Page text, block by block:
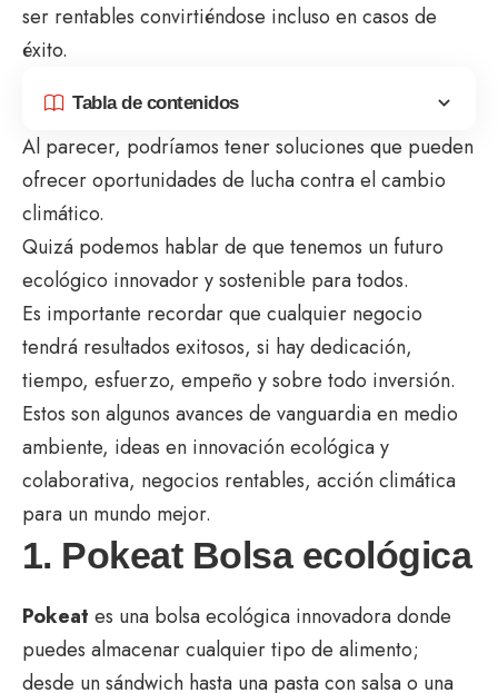
ser rentables convirtiéndose incluso en casos de
éxito.
Tabla de contenidos
Al parecer, podríamos tener soluciones que pueden
ofrecer oportunidades de lucha contra el cambio
climático.
Quizá podemos hablar de que tenemos un futuro
ecológico innovador y sostenible para todos.
Es importante recordar que cualquier negocio
tendrá resultados exitosos, si hay dedicación,
tiempo, esfuerzo, empeño y sobre todo inversión.
Estos son algunos avances de vanguardia en medio
ambiente, ideas en innovación ecológica y
colaborativa, negocios rentables, acción climática
para un mundo mejor.
1. Pokeat Bolsa ecológica
Pokeat es una bolsa ecológica innovadora donde
puedes almacenar cualquier tipo de alimento;
desde un sándwich hasta una pasta con salsa o una